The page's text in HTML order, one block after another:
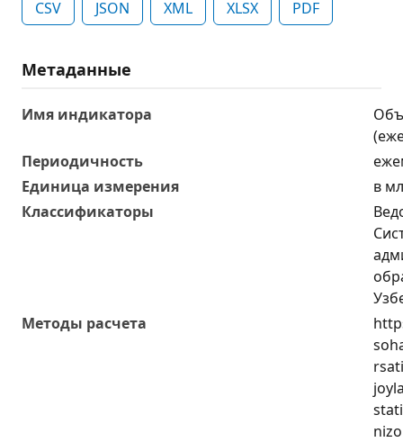
CSV JSON XML XLSX PDF
Метаданные
Имя индикатора
Периодичность
Единица измерения
в
Классификаторы
Методы расчета